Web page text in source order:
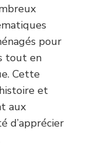
pour
tout en
Cette
et
aux
d’apprécier